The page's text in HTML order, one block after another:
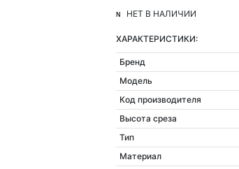
НЕТ В НАЛИЧИИ
ХАРАКТЕРИСТИКИ:
Бренд
Модель
Код производителя
Высота среза
Тип
Материал